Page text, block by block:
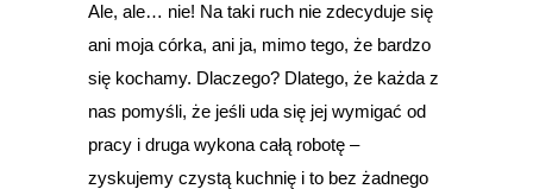
Ale, ale… nie! Na taki ruch nie zdecyduje się
ani moja córka, ani ja, mimo tego, że bardzo
się kochamy. Dlaczego? Dlatego, że każda z
nas pomyśli, że jeśli uda się jej wymigać od
pracy i druga wykona całą robotę –
zyskujemy czystą kuchnię i to bez żadnego